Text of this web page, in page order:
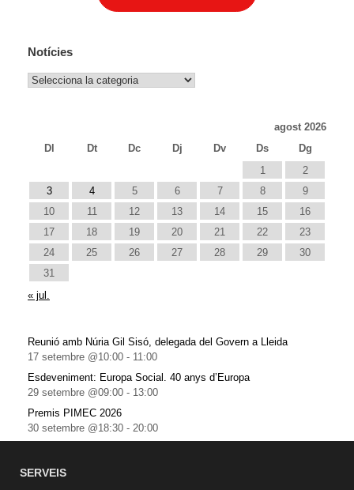
Notícies
Notícies
agost 2026
Dl
Dt Dc Dj Dv Ds
Dg
1
2
3
4 5 6 7 8
9
10
11 12 13 14 15
16
17
18 19 20 21 22
23
24
25 26 27 28 29
30
31
« jul.
Reunió amb Núria Gil Sisó, delegada del Govern a Lleida
17 setembre @10:00 - 11:00
Esdeveniment: Europa Social. 40 anys d’Europa
29 setembre @09:00 - 13:00
Premis PIMEC 2026
30 setembre @18:30 - 20:00
SERVEIS